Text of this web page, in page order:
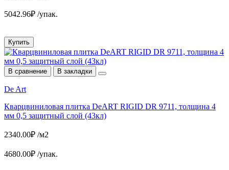
5042.96₽ /упак.
Купить
В сравнение В закладки
De Art
Кварцвиниловая плитка DeART RIGID DR 9711, толщина 4
мм 0,5 защитный слой (43кл)
2340.00₽ /м2
4680.00₽ /упак.